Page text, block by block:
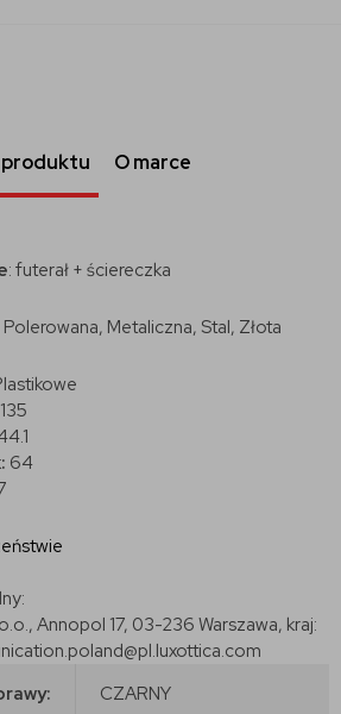
produktu O marce
: futerał + ściereczka
Metaliczna, Stal, Złota
64
Annopol 17, 03-236 Warszawa, kraj:
CZARNY